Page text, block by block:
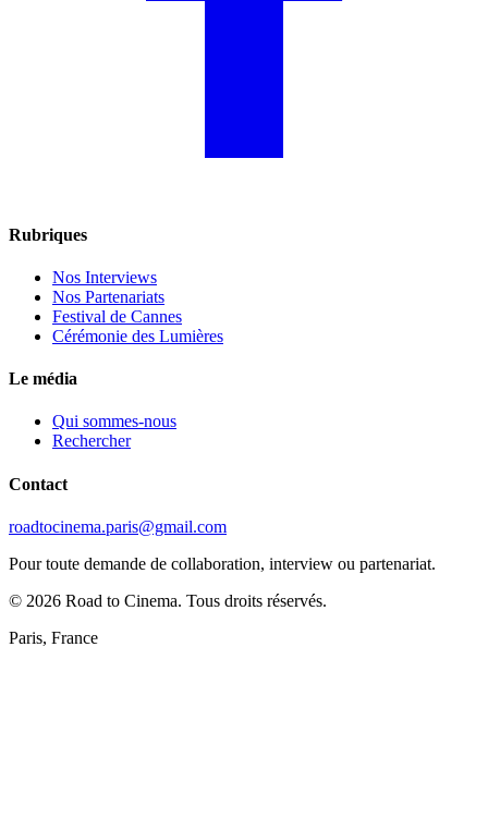
Rubriques
Nos Interviews
Nos Partenariats
Festival de Cannes
Cérémonie des Lumières
Le média
Qui sommes-nous
Rechercher
Contact
roadtocinema.paris@gmail.com
Pour toute demande de collaboration, interview ou partenariat.
© 2026 Road to Cinema. Tous droits réservés.
Paris, France